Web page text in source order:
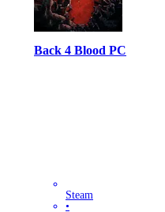
Back 4 Blood PC
Steam
•